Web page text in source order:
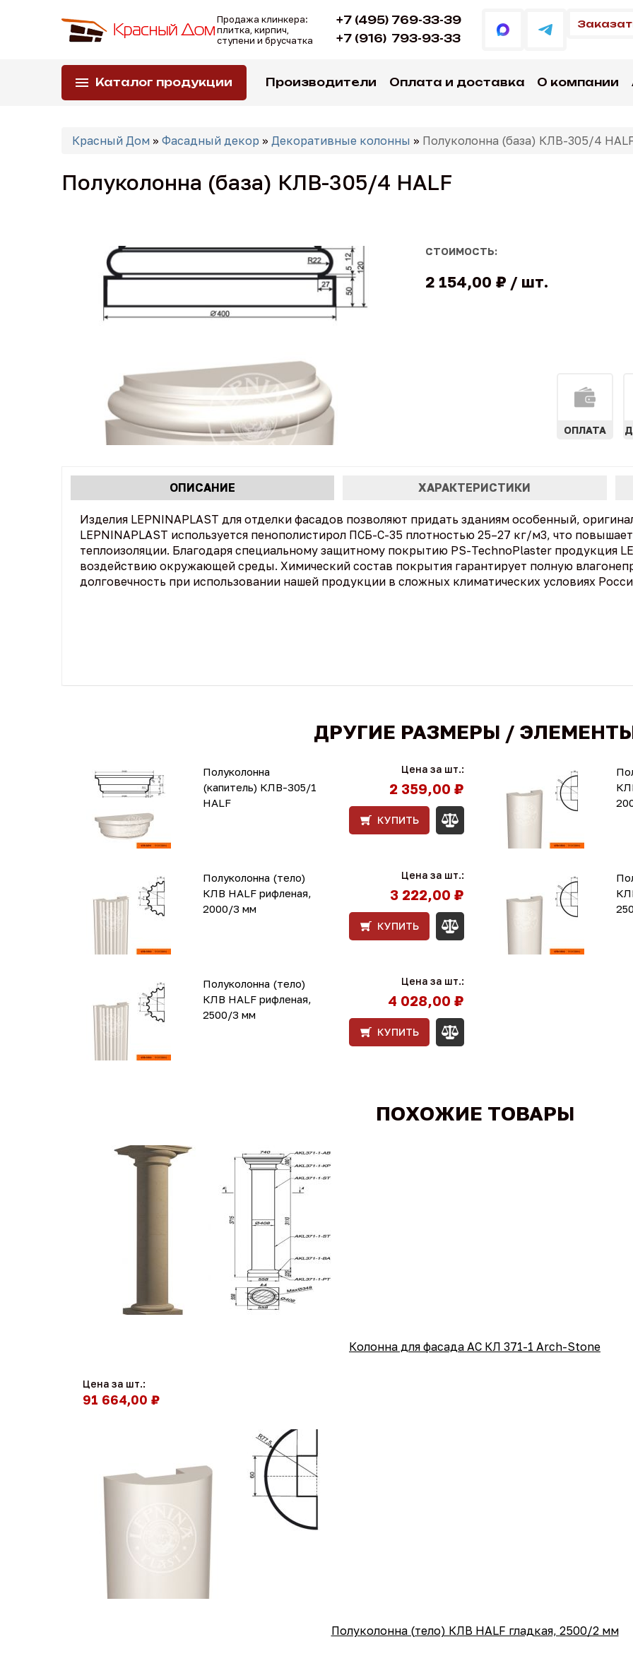
Продажа клинкера:
плитка, кирпич,
ступени и брусчатка
+7 (495) 769-33-39
+7 (916) 793-93-33
Каталог продукции Производители Оплата и доставка О компании
Вы
Красный Дом » Фасадный декор » Декоративные колонны » Полуколонна (база) КЛВ-305/4
Полуколонна (база) КЛВ-305/4 HALF
СТОИМОСТЬ:
2 154,00 ₽ шт.
ОПЛАТА
Характеристики
табы
ОПИСАНИЕ ХАРАКТЕРИСТИКИ
Изделия LEPNINAPLAST для отделки фасадов позволяют придать зданиям особенный,
LEPNINAPLAST используется пенополистирол ПСБ-С-35 плотностью 25–27 кг/м3, что
теплоизоляции. Благодаря специальному защитному покрытию PS-TechnoPlaster продукция
воздействию окружающей среды. Химический состав покрытия гарантирует полную
долговечность при использовании нашей продукции в сложных климатических условиях
ДРУГИЕ РАЗМЕРЫ /
Полуколонна
(капитель) КЛВ-305/1
HALF
Цена за шт.:
2 359,00 ₽
КУПИТЬ
Полуколонна (тело)
КЛВ HALF рифленая,
2000/3 мм
Цена за шт.:
3 222,00 ₽
КУПИТЬ
Полуколонна (тело)
КЛВ HALF рифленая,
2500/3 мм
Цена за шт.:
4 028,00 ₽
КУПИТЬ
ПОХОЖИЕ ТОВАРЫ
Колонна для фасада АС КЛ 371-1 Arch-Stone
Цена за шт.:
91 664,00 ₽
Полуколонна (тело) КЛВ HALF гладкая, 2500/2 мм